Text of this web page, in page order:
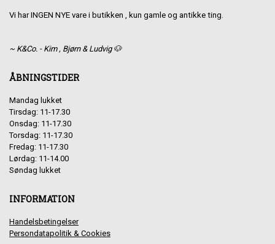
Vi har INGEN NYE vare i butikken , kun gamle og antikke ting.
~ K&Co. - Kim , Bjørn & Ludvig 🐶
ÅBNINGSTIDER
Mandag lukket
Tirsdag: 11-17.30
Onsdag: 11-17.30
Torsdag: 11-17.30
Fredag: 11-17.30
Lørdag: 11-14.00
Søndag lukket
INFORMATION
Handelsbetingelser
Persondatapolitik & Cookies